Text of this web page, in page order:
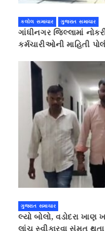
કલોલ સમાચાર ગુજરાત સમાચાર
ગાંધીનગર જિલ્લામાં
કર્મચારીઓની માહિતી
ગુજરાત સમાચાર
લ્યો બોલો, વડોદરા
લાંચ સ્વીકારવા સંમત